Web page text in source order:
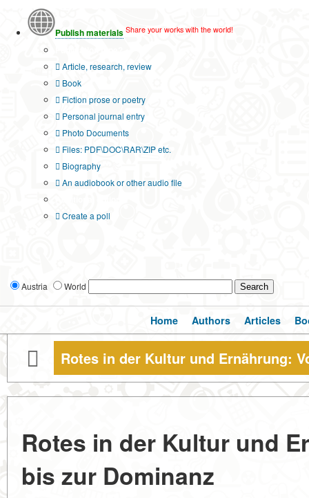
Publish materials Share your works with the world!
Article, research, review
Book
Fiction prose or poetry
Personal journal entry
Photo Documents
Files: PDF\DOC\RAR\ZIP etc.
Biography
An audiobook or other audio file
Create a poll
Austria World
Home Authors Articles
Rotes in der Kultur und Ernährung:
Rotes in der Kultur und
bis zur Dominanz